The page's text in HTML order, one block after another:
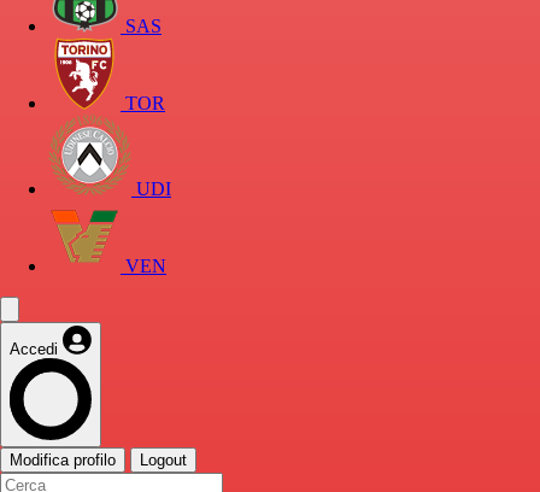
SAS
TOR
UDI
VEN
Accedi
Modifica profilo Logout